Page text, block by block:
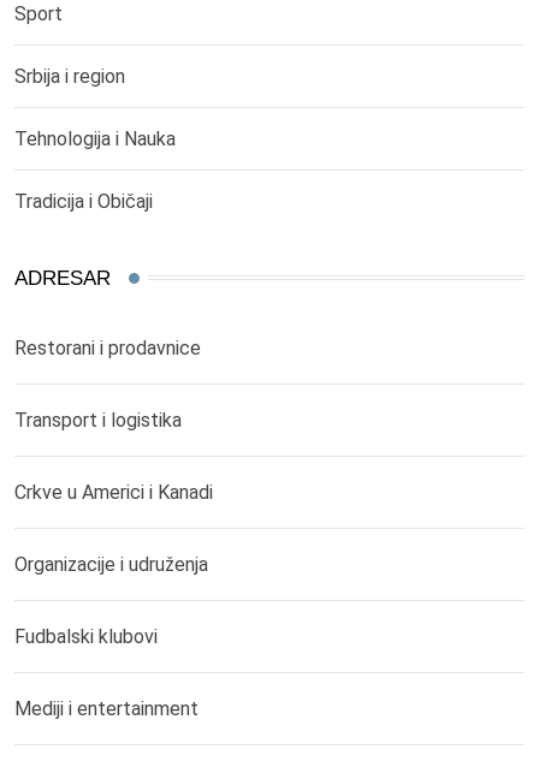
Sport
Srbija i region
Tehnologija i Nauka
Tradicija i Običaji
ADRESAR
Restorani i prodavnice
Transport i logistika
Crkve u Americi i Kanadi
Organizacije i udruženja
Fudbalski klubovi
Mediji i entertainment